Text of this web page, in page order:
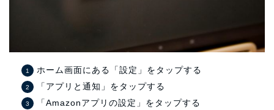
ホーム画面にある「設定」をタップする
「アプリと通知」をタップする
「Amazonアプリの設定」をタップする